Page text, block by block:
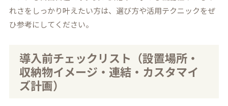
れさをしっかり叶えたい方は、選び方や活用テクニックをぜ
ひ参考にしてください。
導入前チェックリスト（設置場所・
収納物イメージ・連結・カスタマイ
ズ計画）